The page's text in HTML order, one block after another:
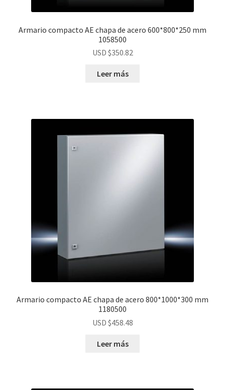
Armario compacto AE chapa de acero 600*800*250 mm
1058500
USD $350.82
Leer más
Armario compacto AE chapa de acero 800*1000*300 mm
1180500
USD $458.48
Leer más